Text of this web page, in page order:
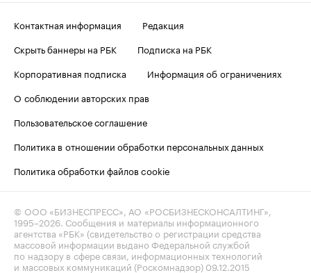
Контактная информация
Редакция
Скрыть баннеры на РБК
Подписка на РБК
Корпоративная подписка
Информация об ограничениях
О соблюдении авторских прав
Пользовательское соглашение
Политика в отношении обработки персональных данных
Политика обработки файлов cookie
© ООО «БИЗНЕСПРЕСС», АО «РОСБИЗНЕСКОНСАЛТИНГ»,
1995–2026. Сообщения и материалы информационного
агентства «РБК» (свидетельство о регистрации средства
массовой информации выдано Федеральной службой
по надзору в сфере связи, информационных технологий
и массовых коммуникаций (Роскомнадзор) 09.12.2015